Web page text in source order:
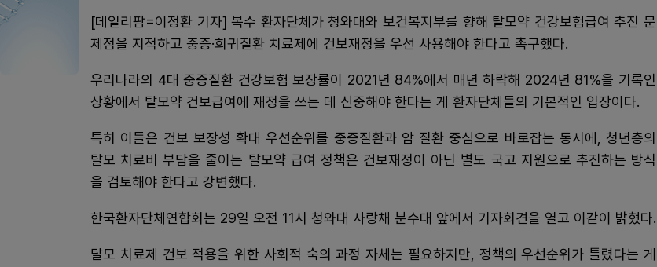
[데일리팜=이정환 기자] 복수 환자단체가 청와대와 보건복지부를 향해 탈모약 건강보험급여 추진 문
제점을 지적하고 중증·희귀질환 치료제에 건보재정을 우선 사용해야 한다고 촉구했다.
우리나라의 4대 중증질환 건강보험 보장률이 2021년 84%에서 매년 하락해 2024년 81%을 기록인
상황에서 탈모약 건보급여에 재정을 쓰는 데 신중해야 한다는 게 환자단체들의 기본적인 입장이다.
특히 이들은 건보 보장성 확대 우선순위를 중증질환과 암 질환 중심으로 바로잡는 동시에, 청년층의
탈모 치료비 부담을 줄이는 탈모약 급여 정책은 건보재정이 아닌 별도 국고 지원으로 추진하는 방식
을 검토해야 한다고 강변했다.
한국환자단체연합회는 29일 오전 11시 청와대 사랑채 분수대 앞에서 기자회견을 열고 이같이 밝혔다.
탈모 치료제 건보 적용을 위한 사회적 숙의 과정 자체는 필요하지만, 정책의 우선순위가 틀렸다는 게